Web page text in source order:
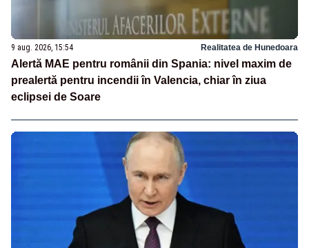
9 aug. 2026, 15:54 Realitatea de Hunedoara
Alertă MAE pentru românii din Spania: nivel maxim de
prealertă pentru incendii în Valencia, chiar în ziua
eclipsei de Soare